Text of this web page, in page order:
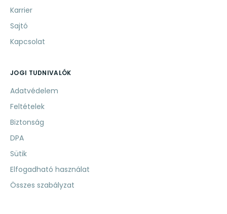
Karrier
Sajtó
Kapcsolat
JOGI TUDNIVALÓK
Adatvédelem
Feltételek
Biztonság
DPA
Sütik
Elfogadható használat
Összes szabályzat